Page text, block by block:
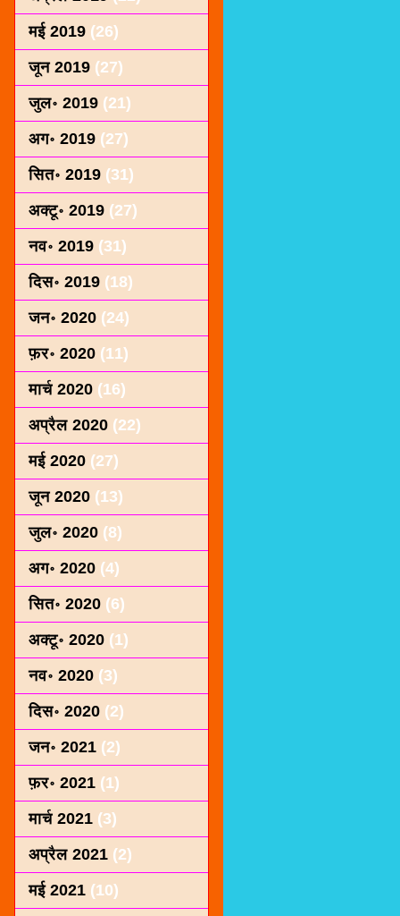
मई 2019 (26)
जून 2019 (27)
जुल॰ 2019 (21)
अग॰ 2019 (27)
सित॰ 2019 (31)
अक्टू॰ 2019 (27)
नव॰ 2019 (31)
दिस॰ 2019 (18)
जन॰ 2020 (24)
फ़र॰ 2020 (11)
मार्च 2020 (16)
अप्रैल 2020 (22)
मई 2020 (27)
जून 2020 (13)
जुल॰ 2020 (8)
अग॰ 2020 (4)
सित॰ 2020 (6)
अक्टू॰ 2020 (1)
नव॰ 2020 (3)
दिस॰ 2020 (2)
जन॰ 2021 (2)
फ़र॰ 2021 (1)
मार्च 2021 (3)
अप्रैल 2021 (2)
मई 2021 (10)